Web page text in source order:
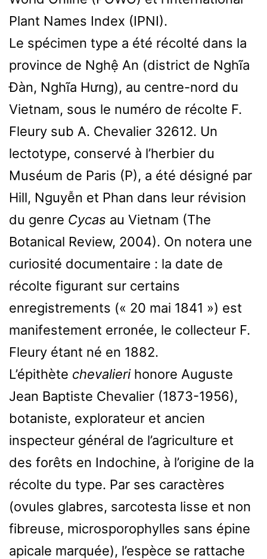
Plant Names Index (IPNI).
Le spécimen type a été récolté dans la
province de Nghệ An (district de Nghĩa
Đàn, Nghĩa Hưng), au centre-nord du
Vietnam, sous le numéro de récolte F.
Fleury sub A. Chevalier 32612. Un
lectotype, conservé à l’herbier du
Muséum de Paris (P), a été désigné par
Hill, Nguyễn et Phan dans leur révision
du genre Cycas au Vietnam (The
Botanical Review, 2004). On notera une
curiosité documentaire : la date de
récolte figurant sur certains
enregistrements (« 20 mai 1841 ») est
manifestement erronée, le collecteur F.
Fleury étant né en 1882.
L’épithète chevalierihonore Auguste
Jean Baptiste Chevalier (1873-1956),
botaniste, explorateur et ancien
inspecteur général de l’agriculture et
des forêts en Indochine, à l’origine de la
récolte du type. Par ses caractères
(ovules glabres, sarcotesta lisse et non
fibreuse, microsporophylles sans épine
apicale marquée), l’espèce se rattache